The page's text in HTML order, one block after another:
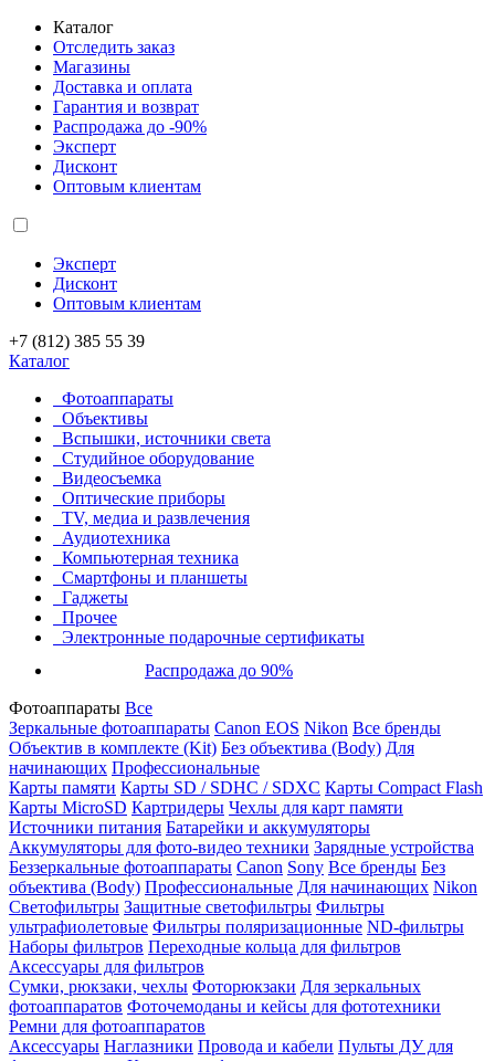
Каталог
Отследить заказ
Магазины
Доставка и оплата
Гарантия и возврат
Распродажа до -90%
Эксперт
Дисконт
Оптовым клиентам
Эксперт
Дисконт
Оптовым клиентам
+7 (812) 385 55 39
Каталог
Фотоаппараты
Объективы
Вспышки, источники света
Студийное оборудование
Видеосъемка
Оптические приборы
TV, медиа и развлечения
Аудиотехника
Компьютерная техника
Смартфоны и планшеты
Гаджеты
Прочее
Электронные подарочные сертификаты
Распродажа до 90%
Фотоаппараты Все
Зеркальные фотоаппараты Canon EOS Nikon Все бренды
Объектив в комплекте (Kit) Без объектива (Body) Для
начинающих Профессиональные
Карты памяти Карты SD / SDHC / SDXC Карты Compact Flash
Карты MicroSD Картридеры Чехлы для карт памяти
Источники питания Батарейки и аккумуляторы
Аккумуляторы для фото-видео техники Зарядные устройства
Беззеркальные фотоаппараты Canon Sony Все бренды Без
объектива (Body) Профессиональные Для начинающих Nikon
Светофильтры Защитные светофильтры Фильтры
ультрафиолетовые Фильтры поляризационные ND-фильтры
Наборы фильтров Переходные кольца для фильтров
Аксессуары для фильтров
Сумки, рюкзаки, чехлы Фоторюкзаки Для зеркальных
фотоаппаратов Фоточемоданы и кейсы для фототехники
Ремни для фотоаппаратов
Аксессуары Наглазники Провода и кабели Пульты ДУ для